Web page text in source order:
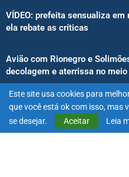
VÍDEO: prefeita sensualiza
ela rebate as críticas
Avião com Rionegro e
decolagem e aterrissa no
Senado aprova proibição de
anúncios de bets
Este site usa cookies para
que você está ok com isso, mas
se desejar.
Aceitar Leia